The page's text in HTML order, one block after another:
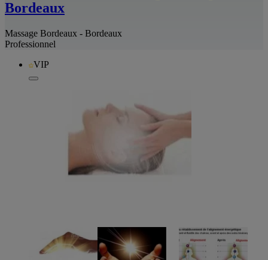
Bordeaux
Massage Bordeaux - Bordeaux
Professionnel
VIP